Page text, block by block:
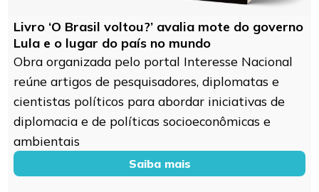
Livro ‘O Brasil voltou?’ avalia mote do governo
Lula e o lugar do país no mundo
Obra organizada pelo portal Interesse Nacional
reúne artigos de pesquisadores, diplomatas e
cientistas políticos para abordar iniciativas de
diplomacia e de políticas socioeconômicas e
ambientais
Saiba mais